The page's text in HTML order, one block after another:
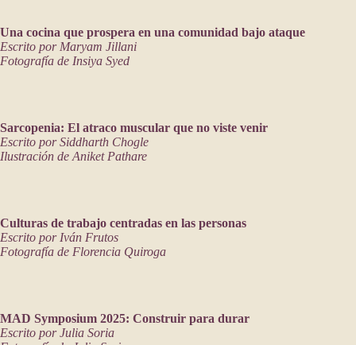
Una cocina que prospera en una comunidad bajo ataque
Escrito por Maryam Jillani
Fotografía de Insiya Syed
Sarcopenia: El atraco muscular que no viste venir
Escrito por Siddharth Chogle
Ilustración de Aniket Pathare
Culturas de trabajo centradas en las personas
Escrito por Iván Frutos
Fotografía de Florencia Quiroga
MAD Symposium 2025: Construir para durar
Escrito por Julia Soria